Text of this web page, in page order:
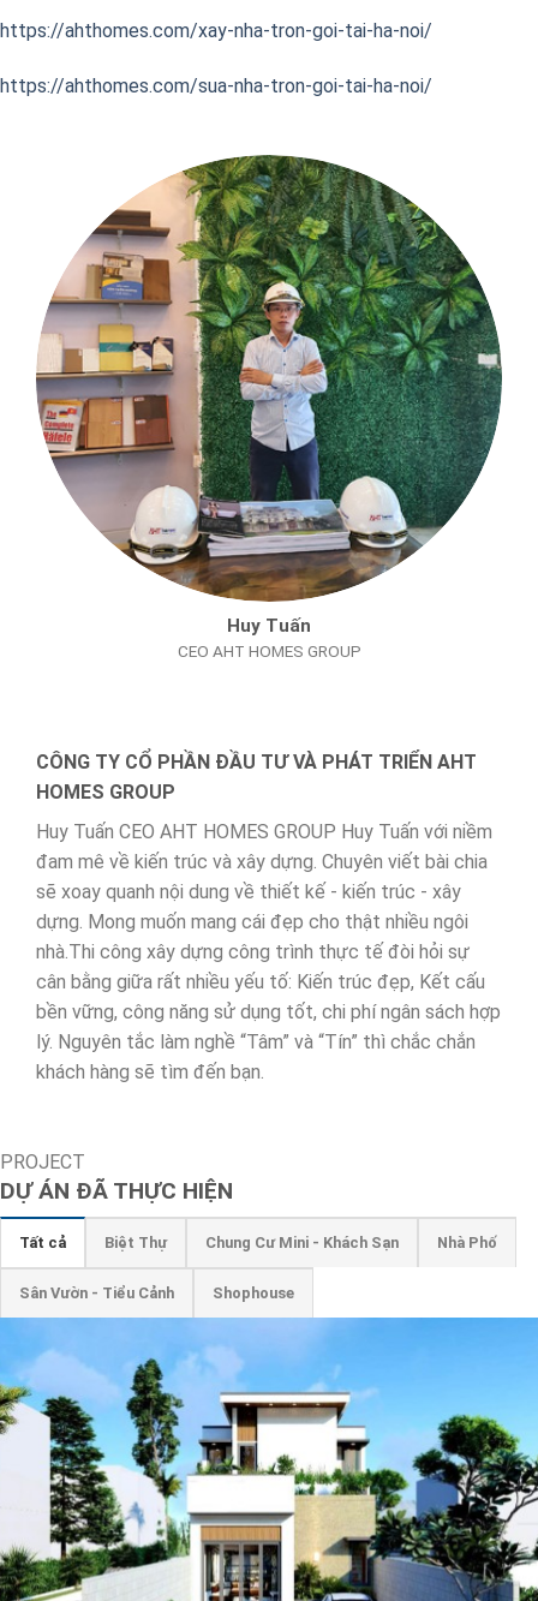
https://ahthomes.com/xay-nha-tron-goi-tai-ha-noi/
https://ahthomes.com/sua-nha-tron-goi-tai-ha-noi/
Huy Tuấn
CEO AHT HOMES GROUP
CÔNG TY CỔ PHẦN ĐẦU TƯ VÀ PHÁT TRIỂN AHT
HOMES GROUP
Huy Tuấn CEO AHT HOMES GROUP Huy Tuấn với niềm
đam mê về kiến trúc và xây dựng. Chuyên viết bài chia
sẽ xoay quanh nội dung về thiết kế - kiến trúc - xây
dựng. Mong muốn mang cái đẹp cho thật nhiều ngôi
nhà.Thi công xây dựng công trình thực tế đòi hỏi sự
cân bằng giữa rất nhiều yếu tố: Kiến trúc đẹp, Kết cấu
bền vững, công năng sử dụng tốt, chi phí ngân sách hợp
lý. Nguyên tắc làm nghề “Tâm” và “Tín” thì chắc chắn
khách hàng sẽ tìm đến bạn.
PROJECT
DỰ ÁN ĐÃ THỰC HIỆN
Tất cả Biệt Thự Chung Cư Mini - Khách Sạn Nhà Phố
Sân Vườn - Tiểu Cảnh Shophouse